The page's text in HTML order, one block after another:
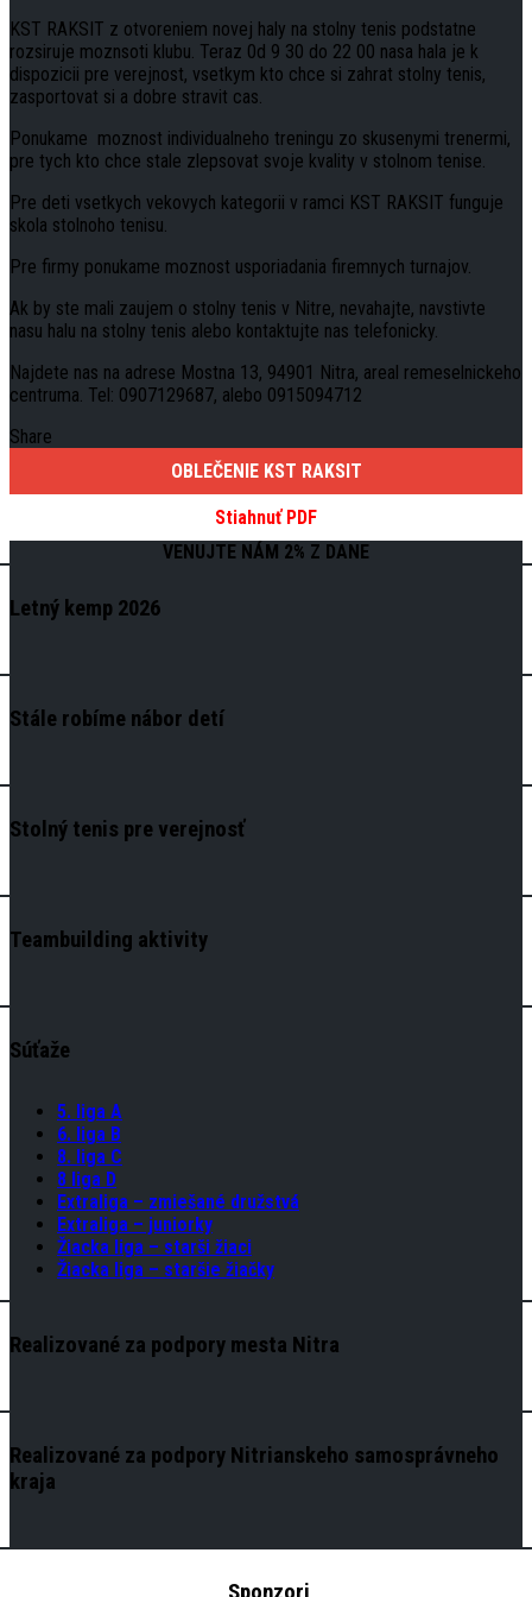
KST RAKSIT z otvoreniem novej haly na stolny tenis podstatne
rozsiruje moznsoti klubu. Teraz 0d 9 30 do 22 00 nasa hala je k
dispozicii pre verejnost, vsetkym kto chce si zahrat stolny tenis,
zasportovat si a dobre stravit cas.
Ponukame moznost individualneho treningu zo skusenymi trenermi,
pre tych kto chce stale zlepsovat svoje kvality v stolnom tenise.
Pre deti vsetkych vekovych kategorii v ramci KST RAKSIT funguje
skola stolnoho tenisu.
Pre firmy ponukame moznost usporiadania firemnych turnajov.
Ak by ste mali zaujem o stolny tenis v Nitre, nevahajte, navstivte
nasu halu na stolny tenis alebo kontaktujte nas telefonicky.
Najdete nas na adrese Mostna 13, 94901 Nitra, areal remeselnickeho
centruma. Tel: 0907129687, alebo 0915094712
Share
OBLEČENIE KST RAKSIT
Stiahnuť PDF
VENUJTE NÁM 2% Z DANE
Letný kemp 2026
Stále robíme nábor detí
Stolný tenis pre verejnosť
Teambuilding aktivity
Súťaže
5. liga A
6. liga B
8. liga C
8 liga D
Extraliga – zmiešané družstvá
Extraliga – juniorky
Žiacka liga – starši žiaci
Žiacka liga – staršie žiačky
Realizované za podpory mesta Nitra
Realizované za podpory Nitrianskeho samosprávneho
kraja